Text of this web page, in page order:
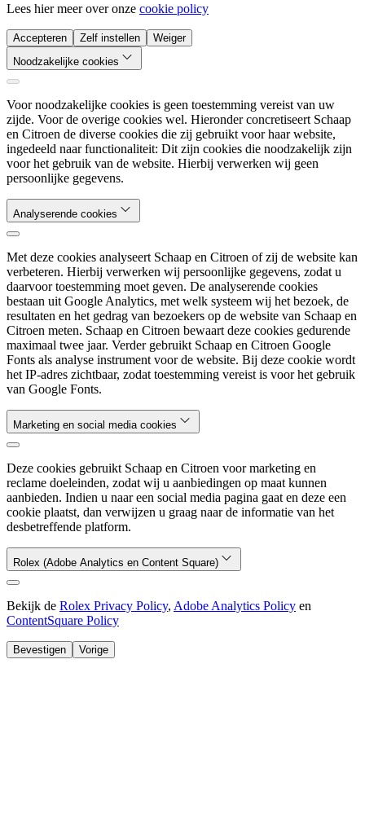
Lees hier meer over onze cookie policy
Accepteren Zelf instellen
Weiger
Noodzakelijke cookies
Voor noodzakelijke cookies is geen toestemming vereist van uw
zijde. Voor de overige cookies wel. Hieronder concretiseert Schaap
en Citroen de diverse cookies die zij gebruikt voor haar website,
ingedeeld naar functionaliteit: Dit zijn cookies die noodzakelijk zijn
voor het gebruik van de website. Hierbij verwerken wij geen
persoonlijke gegevens.
Analyserende cookies
Met deze cookies analyseert Schaap en Citroen of zij de website kan
verbeteren. Hierbij verwerken wij persoonlijke gegevens, zodat u
daarvoor toestemming moet geven. De analyserende cookies
bestaan uit Google Analytics, met welk systeem wij het bezoek, de
resultaten en het gedrag van bezoekers op de website van Schaap en
Citroen meten. Schaap en Citroen bewaart deze cookies gedurende
maximaal twee jaar. Verder gebruikt Schaap en Citroen Google
Fonts als analyse instrument voor de website. Bij deze cookie wordt
het IP-adres zichtbaar, zodat toestemming vereist is voor het gebruik
van Google Fonts.
Marketing en social media cookies
Deze cookies gebruikt Schaap en Citroen voor marketing en
reclame doeleinden, zodat wij u aanbiedingen op maat kunnen
aanbieden. Indien u naar een social media pagina gaat en deze een
cookie plaatst, dan verwijzen u graag naar de informatie van het
desbetreffende platform.
Rolex (Adobe Analytics en Content Square)
Bekijk de Rolex Privacy Policy, Adobe Analytics Policy en
ContentSquare Policy
Bevestigen Vorige